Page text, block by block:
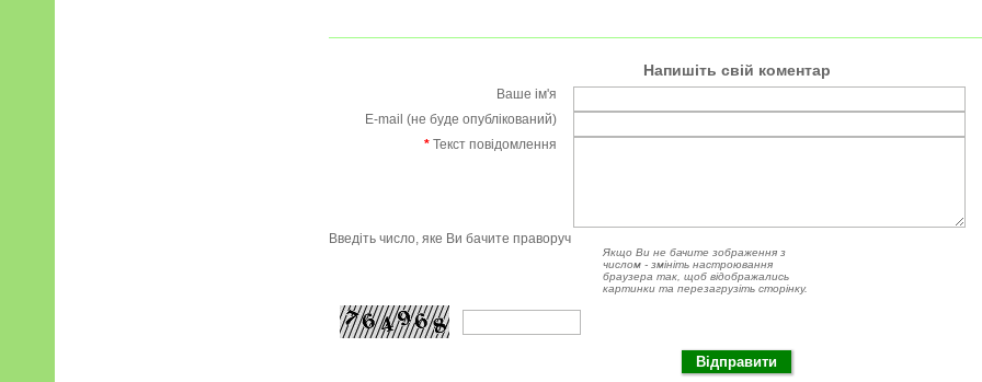
Напишіть свій коментар
Ваше ім'я
E-mail (не буде опублікований)
* Текст повідомлення
Введіть число, яке Ви бачите праворуч
Якщо Ви не бачите зображення з
числом - змініть настроювання
браузера так, щоб відображались
картинки та перезагрузіть сторінку.